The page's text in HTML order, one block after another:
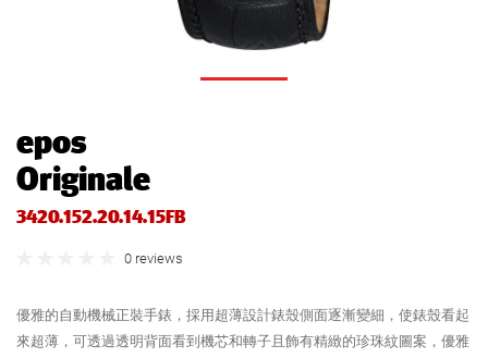
epos
Originale
3420.152.20.14.15FB
0 reviews
優雅的自動機械正裝手錶，採用超薄設計錶殼側面逐漸變細，使錶殼看起
來超薄，可透過透明背面看到機芯和轉子且飾有精緻的珍珠紋圖案，優雅